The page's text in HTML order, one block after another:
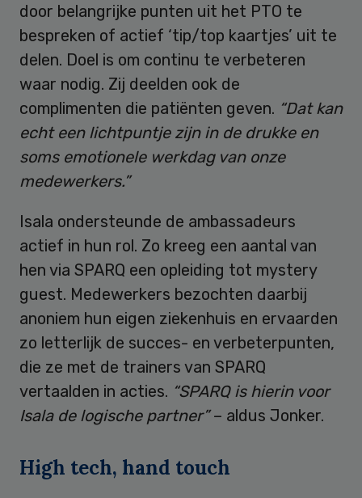
door belangrijke punten uit het PTO te
bespreken of actief ‘tip/top kaartjes’ uit te
delen. Doel is om continu te verbeteren
waar nodig. Zij deelden ook de
complimenten die patiënten geven. “Dat kan
echt een lichtpuntje zijn in de drukke en
soms emotionele werkdag van onze
medewerkers.”
Isala ondersteunde de ambassadeurs
actief in hun rol. Zo kreeg een aantal van
hen via SPARQ een opleiding tot mystery
guest. Medewerkers bezochten daarbij
anoniem hun eigen ziekenhuis en ervaarden
zo letterlijk de succes- en verbeterpunten,
die ze met de trainers van SPARQ
vertaalden in acties. “SPARQ is hierin voor
Isala de logische partner”– aldus Jonker.
High tech, hand touch